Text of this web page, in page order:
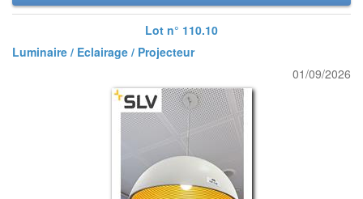
Lot n° 110.10
Luminaire / Eclairage / Projecteur
01/09/2026